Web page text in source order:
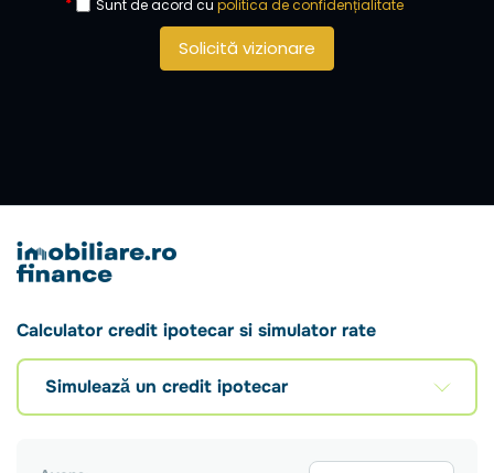
Sunt de acord cu politica de confidențialitate
Solicită vizionare